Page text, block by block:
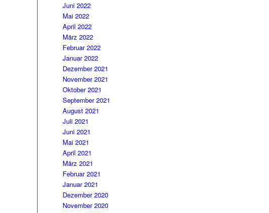
Juni 2022
Mai 2022
April 2022
März 2022
Februar 2022
Januar 2022
Dezember 2021
November 2021
Oktober 2021
September 2021
August 2021
Juli 2021
Juni 2021
Mai 2021
April 2021
März 2021
Februar 2021
Januar 2021
Dezember 2020
November 2020